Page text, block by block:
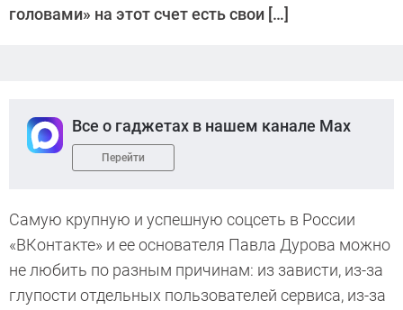
головами» на этот счет есть свои […]
Все о гаджетах в нашем канале Max
Перейти
Самую крупную и успешную соцсеть в России
«ВКонтакте» и ее основателя Павла Дурова можно
не любить по разным причинам: из зависти, из-за
глупости отдельных пользователей сервиса, из-за